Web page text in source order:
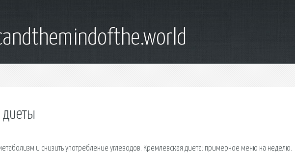
и снизить употребление углеводов. Кремлевская диета: примерное меню на неделю.